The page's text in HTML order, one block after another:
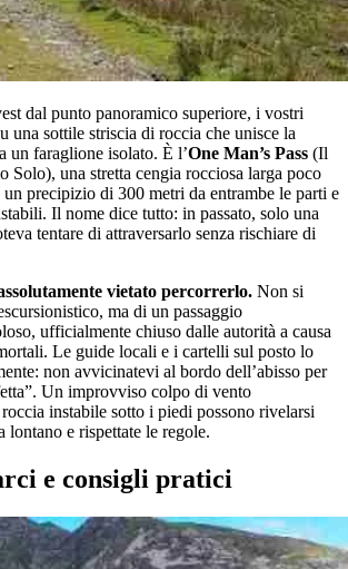
dal punto panoramico superiore, i vostri
una sottile striscia di roccia che unisce la
un faraglione isolato. È l’One Man’s Pass (Il
Solo), una stretta cengia rocciosa larga poco
precipizio di 300 metri da entrambe le parti e
Il nome dice tutto: in passato, solo una
tentare di attraversarlo senza rischiare di
vietato percorrerlo. Non si
ma di un passaggio
ufficialmente chiuso dalle autorità a causa
Le guide locali e i cartelli sul posto lo
non avvicinatevi al bordo dell’abisso per
Un improvviso colpo di vento
instabile sotto i piedi possono rivelarsi
lontano e rispettate le regole.
e consigli pratici